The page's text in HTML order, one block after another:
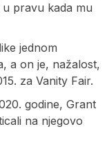
pravu kada mu
jednom
a on je, nažalost,
za Vanity Fair.
godine, Grant
na njegovo